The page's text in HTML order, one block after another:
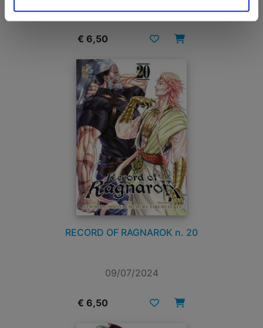
03/09/2024
€ 6,50
RECORD OF RAGNAROK n. 20
09/07/2024
€ 6,50